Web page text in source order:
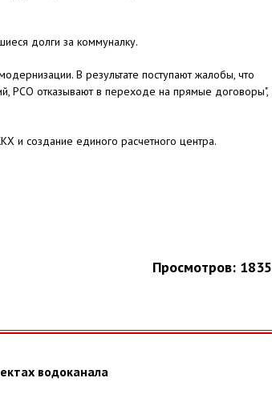
долги за коммуналку.
В результате поступают жалобы, что
РСО отказывают в переходе на прямые договоры",
и создание единого расчетного центра.
Просмотров: 1835
водоканала